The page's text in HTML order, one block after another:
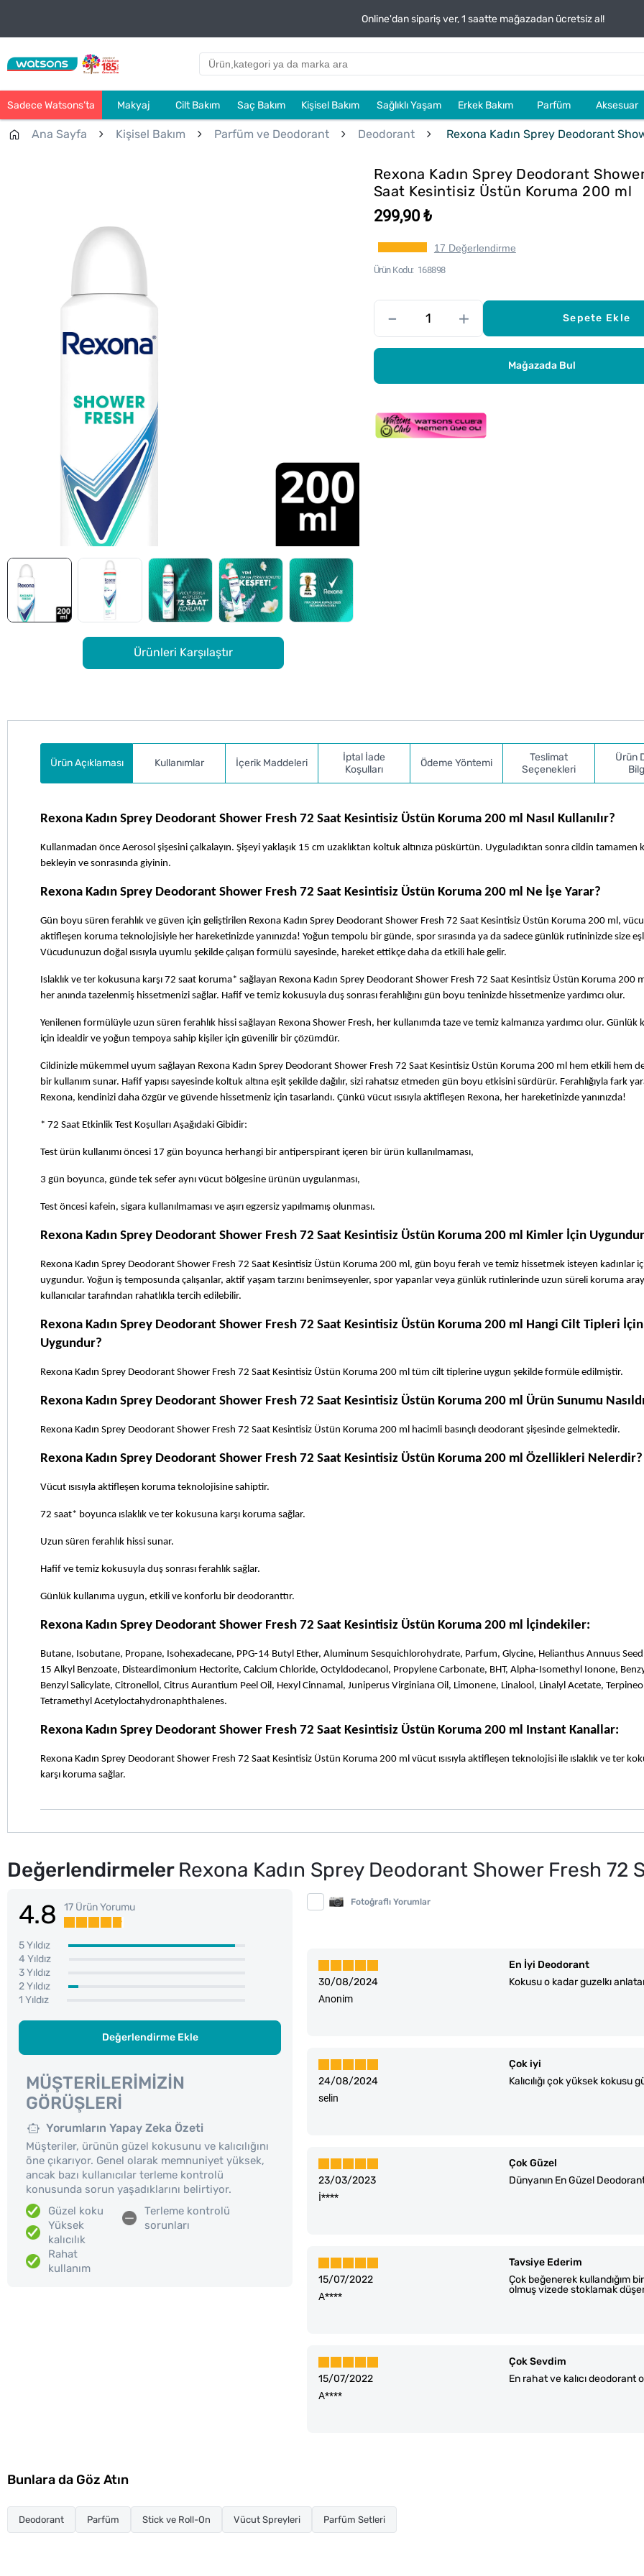
Online'dan sipariş ver, 1 saatte mağazadan ücretsiz al!
Sadece Watsons’ta Makyaj Cilt Bakım Saç Bakım Kişisel Bakım Sağlıklı Yaşam Erkek Bakım Parfüm Aksesuar
Ana Sayfa Kişisel Bakım Parfüm ve Deodorant Deodorant Rexona Kadın Sprey Deodorant
Ürünleri Karşılaştır
Rexona Kadın Sprey Deodorant
Saat Kesintisiz Üstün Koruma 200 ml
299,90 ₺
17 Değerlendirme
Ürün Kodu 168898
– + Sepete Ekle
Mağazada Bul
Ürün Açıklaması Kullanımlar İçerik Maddeleri
İptal İade
Koşulları
Ödeme Yöntemi
Teslimat
Seçenekleri
Ürün
Rexona Kadın Sprey Deodorant Shower Fresh 72 Saat Kesintisiz Üstün Koruma 200 ml Nasıl Kullanılır?
Kullanmadan önce Aerosol şişesini çalkalayın. Şişeyi yaklaşık 15 cm uzaklıktan koltuk altınıza püskürtün. Uyguladıktan sonra cildin tamamen
bekleyin ve sonrasında giyinin.
Rexona Kadın Sprey Deodorant Shower Fresh 72 Saat Kesintisiz Üstün Koruma 200 ml Ne İşe Yarar?
Gün boyu süren ferahlık ve güven için geliştirilen Rexona Kadın Sprey Deodorant Shower Fresh 72 Saat Kesintisiz Üstün Koruma 200 ml, vücut
aktifleşen koruma teknolojisiyle her hareketinizde yanınızda! Yoğun tempolu bir günde, spor sırasında ya da sadece günlük rutininizde size
Vücudunuzun doğal ısısıyla uyumlu şekilde çalışan formülü sayesinde, hareket ettikçe daha da etkili hale gelir.
Islaklık ve ter kokusuna karşı 72 saat koruma* sağlayan Rexona Kadın Sprey Deodorant Shower Fresh 72 Saat Kesintisiz Üstün Koruma 200
her anında tazelenmiş hissetmenizi sağlar. Hafif ve temiz kokusuyla duş sonrası ferahlığını gün boyu teninizde hissetmenize yardımcı olur.
Yenilenen formülüyle uzun süren ferahlık hissi sağlayan Rexona Shower Fresh, her kullanımda taze ve temiz kalmanıza yardımcı olur. Günlük
için idealdir ve yoğun tempoya sahip kişiler için güvenilir bir çözümdür.
Cildinizle mükemmel uyum sağlayan Rexona Kadın Sprey Deodorant Shower Fresh 72 Saat Kesintisiz Üstün Koruma 200 ml hem etkili hem
bir kullanım sunar. Hafif yapısı sayesinde koltuk altına eşit şekilde dağılır, sizi rahatsız etmeden gün boyu etkisini sürdürür. Ferahlığıyla fark
Rexona, kendinizi daha özgür ve güvende hissetmeniz için tasarlandı. Çünkü vücut ısısıyla aktifleşen Rexona, her hareketinizde yanınızda!
* 72 Saat Etkinlik Test Koşulları Aşağıdaki Gibidir:
Test ürün kullanımı öncesi 17 gün boyunca herhangi bir antiperspirant içeren bir ürün kullanılmaması,
3 gün boyunca, günde tek sefer aynı vücut bölgesine ürünün uygulanması,
Test öncesi kafein, sigara kullanılmaması ve aşırı egzersiz yapılmamış olunması.
Rexona Kadın Sprey Deodorant Shower Fresh 72 Saat Kesintisiz Üstün Koruma 200 ml Kimler İçin
Rexona Kadın Sprey Deodorant Shower Fresh 72 Saat Kesintisiz Üstün Koruma 200 ml, gün boyu ferah ve temiz hissetmek isteyen kadınlar
uygundur. Yoğun iş temposunda çalışanlar, aktif yaşam tarzını benimseyenler, spor yapanlar veya günlük rutinlerinde uzun süreli koruma
kullanıcılar tarafından rahatlıkla tercih edilebilir.
Rexona Kadın Sprey Deodorant Shower Fresh 72 Saat Kesintisiz Üstün Koruma 200 ml Hangi Cilt Tipleri İçin
Uygundur?
Rexona Kadın Sprey Deodorant Shower Fresh 72 Saat Kesintisiz Üstün Koruma 200 ml tüm cilt tiplerine uygun şekilde formüle edilmiştir.
Rexona Kadın Sprey Deodorant Shower Fresh 72 Saat Kesintisiz Üstün Koruma 200 ml Ürün Sunumu
Rexona Kadın Sprey Deodorant Shower Fresh 72 Saat Kesintisiz Üstün Koruma 200 ml hacimli basınçlı deodorant şişesinde gelmektedir.
Rexona Kadın Sprey Deodorant Shower Fresh 72 Saat Kesintisiz Üstün Koruma 200 ml Özellikleri Nelerdir?
Vücut ısısıyla aktifleşen koruma teknolojisine sahiptir.
72 saat* boyunca ıslaklık ve ter kokusuna karşı koruma sağlar.
Uzun süren ferahlık hissi sunar.
Hafif ve temiz kokusuyla duş sonrası ferahlık sağlar.
Günlük kullanıma uygun, etkili ve konforlu bir deodoranttır.
Rexona Kadın Sprey Deodorant Shower Fresh 72 Saat Kesintisiz Üstün Koruma 200 ml İçindekiler:
Butane, Isobutane, Propane, Isohexadecane, PPG-14 Butyl Ether, Aluminum Sesquichlorohydrate, Parfum, Glycine, Helianthus Annuus
15 Alkyl Benzoate, Disteardimonium Hectorite, Calcium Chloride, Octyldodecanol, Propylene Carbonate, BHT, Alpha-Isomethyl Ionone,
Benzyl Salicylate, Citronellol, Citrus Aurantium Peel Oil, Hexyl Cinnamal, Juniperus Virginiana Oil, Limonene, Linalool, Linalyl Acetate,
Tetramethyl Acetyloctahydronaphthalenes.
Rexona Kadın Sprey Deodorant Shower Fresh 72 Saat Kesintisiz Üstün Koruma 200 ml Instant Kanallar:
Rexona Kadın Sprey Deodorant Shower Fresh 72 Saat Kesintisiz Üstün Koruma 200 ml vücut ısısıyla aktifleşen teknolojisi ile ıslaklık ve ter
karşı koruma sağlar.
Değerlendirmeler Rexona Kadın Sprey Deodorant Shower Fresh 72
4.8 17 Ürün Yorumu
5 Yıldız
4 Yıldız
3 Yıldız
2 Yıldız
1 Yıldız
Değerlendirme Ekle
MÜŞTERILERIMIZIN
GÖRÜŞLERI
Yorumların Yapay Zeka Özeti
Müşteriler, ürünün güzel kokusunu ve kalıcılığını
öne çıkarıyor. Genel olarak memnuniyet yüksek,
ancak bazı kullanıcılar terleme kontrolü
konusunda sorun yaşadıklarını belirtiyor.
Güzel koku
Yüksek
kalıcılık
Rahat
kullanım
Terleme kontrolü
sorunları
Fotoğraflı Yorumlar
30/08/2024
En İyi Deodorant
Kokusu o kadar guzelkı
Anonim
24/08/2024
Çok iyi
Kalıcılığı çok yüksek
selin
23/03/2023
Çok Güzel
Dünyanın En Güzel
İ****
15/07/2022
Tavsiye Ederim
Çok beğenerek kullandığım
olmuş vizede stoklamak
A****
15/07/2022
Çok Sevdim
En rahat ve kalıcı deodorant
A****
Bunlara da Göz Atın
Deodorant Parfüm Stick ve Roll-On Vücut Spreyleri Parfüm Setleri